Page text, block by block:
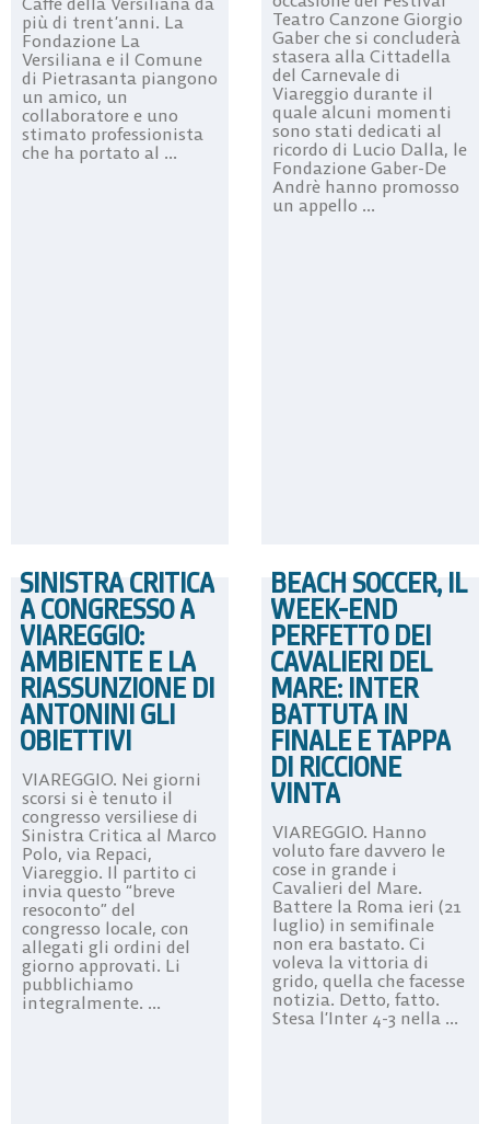
più di trent’anni. La
Fondazione La
Versiliana e il Comune
di Pietrasanta piangono
un amico, un
collaboratore e uno
stimato professionista
che ha portato al ...
Teatro Canzone Giorgio
Gaber che si concluderà
stasera alla Cittadella
del Carnevale di
Viareggio durante il
quale alcuni momenti
sono stati dedicati al
ricordo di Lucio Dalla, le
Fondazione Gaber-De
Andrè hanno promosso
un appello ...
SINISTRA CRITICA
A CONGRESSO A
VIAREGGIO:
AMBIENTE E LA
RIASSUNZIONE DI
ANTONINI GLI
OBIETTIVI
VIAREGGIO. Nei giorni
scorsi si è tenuto il
congresso versiliese di
Sinistra Critica al Marco
Polo, via Repaci,
Viareggio. Il partito ci
invia questo “breve
resoconto” del
congresso locale, con
allegati gli ordini del
giorno approvati. Li
pubblichiamo
integralmente. ...
BEACH SOCCER, IL
WEEK-END
PERFETTO DEI
CAVALIERI DEL
MARE: INTER
BATTUTA IN
FINALE E TAPPA
DI RICCIONE
VINTA
VIAREGGIO. Hanno
voluto fare davvero le
cose in grande i
Cavalieri del Mare.
Battere la Roma ieri (21
luglio) in semifinale
non era bastato. Ci
voleva la vittoria di
grido, quella che facesse
notizia. Detto, fatto.
Stesa l’Inter 4-3 nella ...